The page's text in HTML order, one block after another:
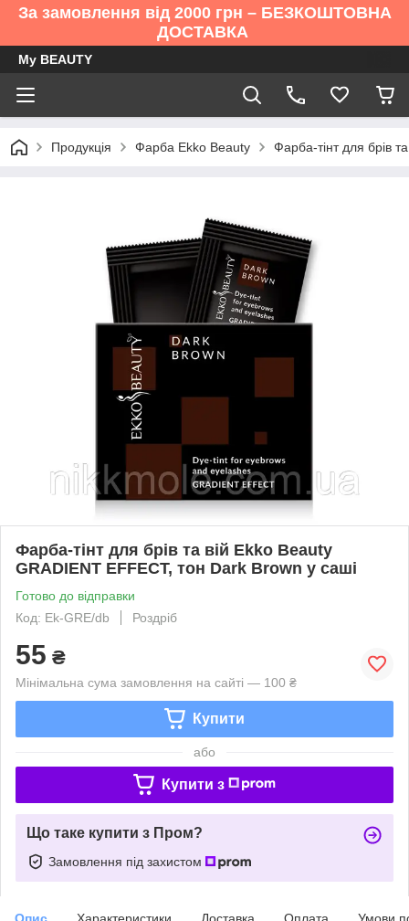
За замовлення від 2000 грн – БЕЗКОШТОВНА
ДОСТАВКА
My BEAUTY
Продукція Фарба Ekko Beauty Фарба-тінт для брів
Фарба-тінт для брів та вій Ekko Beauty
GRADIENT EFFECT, тон Dark Brown у саші
Готово до відправки
Код: Ek-GRE/db
Роздріб
55 ₴
Мінімальна сума замовлення на сайті — 100 ₴
Купити
або
Купити з
Що таке купити з Пром?
Замовлення під захистом
Опис Характеристики Доставка Оплата Умови